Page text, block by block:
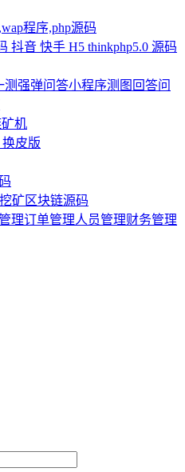
程序,php源码
抖音 快手 H5 thinkphp5.0 源码
强弹问答小程序测图回答问
机
皮版
矿区块链源码
理订单管理人员管理财务管理